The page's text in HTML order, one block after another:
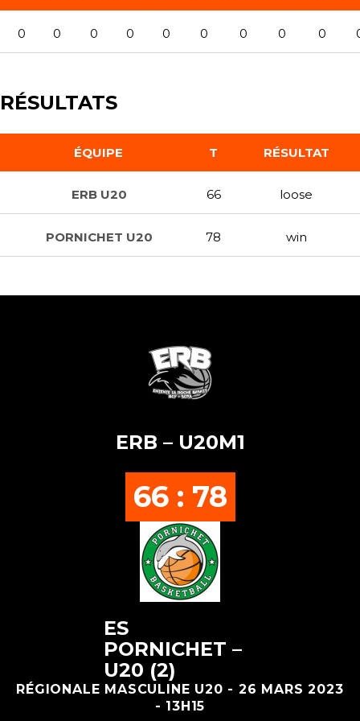
0 0 0 0 0 0 0 0 0
RÉSULTATS
ÉQUIPE T RÉSULTAT
ERB U20 66 loose
PORNICHET U20 78 win
ERB – U20M1
66 : 78
ES
PORNICHET –
U20 (2)
RÉGIONALE MASCULINE U20 - 26 MARS 2023
- 13H15